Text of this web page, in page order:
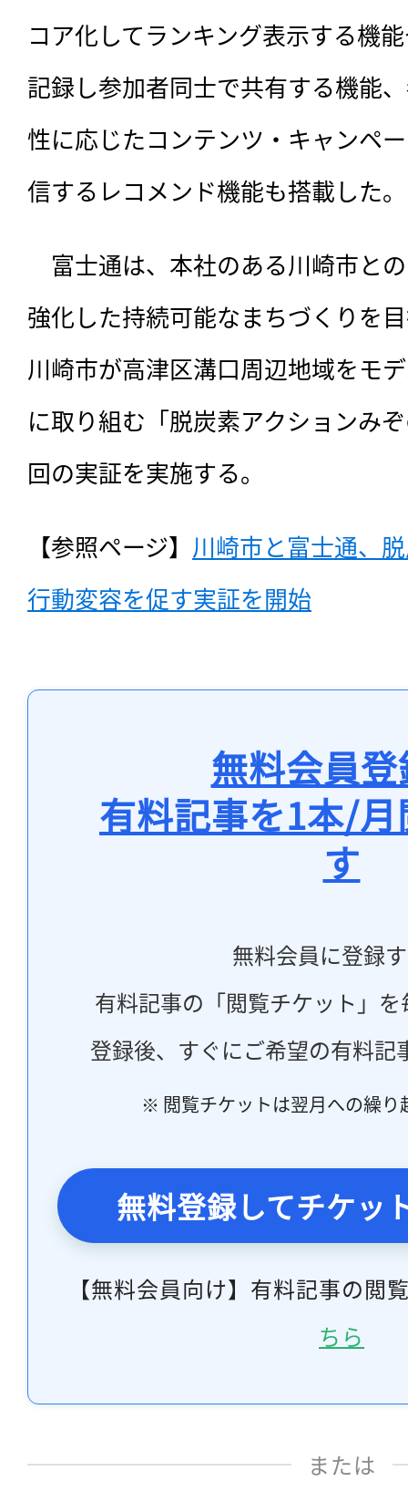
コア化してランキング表示する機
記録し参加者同士で共有する機能
性に応じたコンテンツ・キャンペ
信するレコメンド機能も搭載した。
富士通は、本社のある川崎市と
強化した持続可能なまちづくりを
川崎市が高津区溝口周辺地域をモ
に取り組む「脱炭素アクションみ
回の実証を実施する。
【参照ページ】 川崎市と富士通、
行動変容を促す実証を開始
無料会員
有料記事を1本/
す
無料会員に登録
有料記事の「閲覧チケット」
登録後、すぐにご希望の有料記
※ 閲覧チケットは翌月への繰り
無料登録してチケッ
【無料会員向け】有料記事の閲
ちら
または